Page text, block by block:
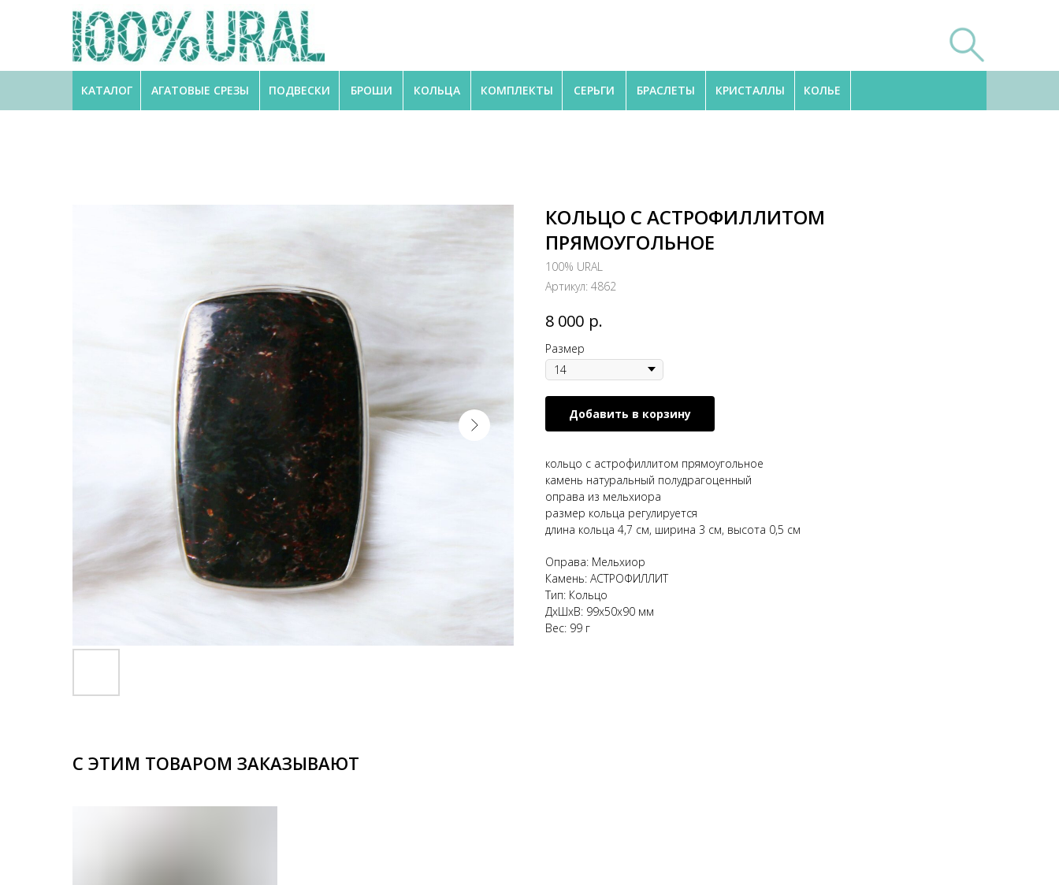
АГАТОВЫЕ СРЕЗЫ
КАТАЛОГ БРАСЛЕТЫ КОЛЬЕ
КРИСТАЛЛЫ
БРОШИ КОЛЬЦА КОМПЛЕКТЫ СЕРЬГИ
ПОДВЕСКИ
КОЛЬЦО С АСТРОФИЛЛИТОМ
ПРЯМОУГОЛЬНОЕ
100% URAL
Артикул: 4862
8 000 р.
Размер
Добавить в корзину
кольцо с астрофиллитом прямоугольное
камень натуральный полудрагоценный
оправа из мельхиора
размер кольца регулируется
длина кольца 4,7 см, ширина 3 см, высота 0,5 см
Оправа: Мельхиор
Камень: АСТРОФИЛЛИТ
Тип: Кольцо
ДxШxВ: 99x50x90 мм
Вес: 99 г
С ЭТИМ ТОВАРОМ ЗАКАЗЫВАЮТ